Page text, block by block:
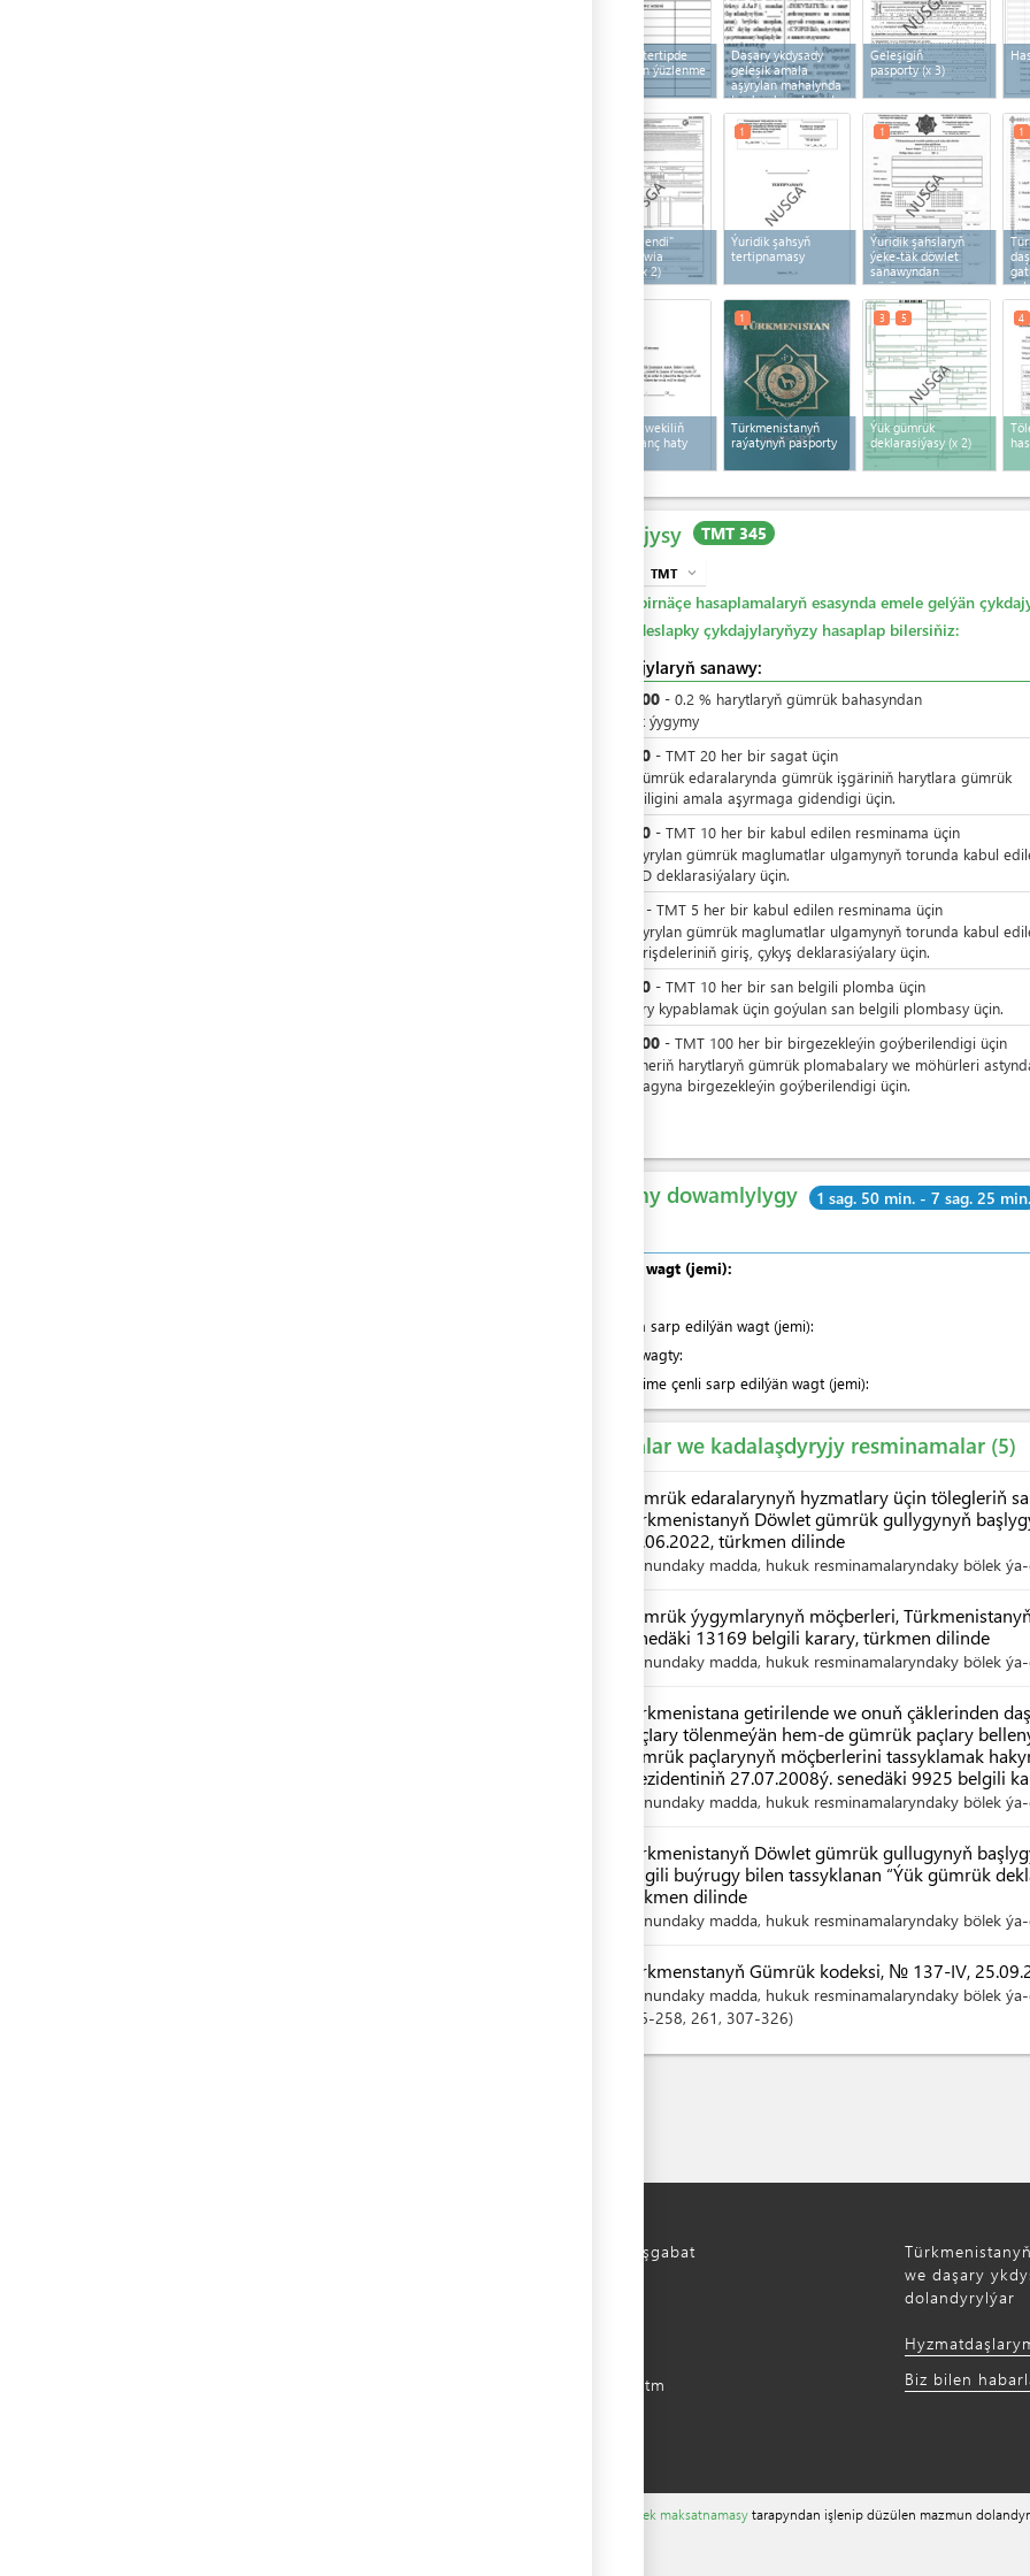
Bellenen tertipde
doldurylan ýüzlenme
Daşary ykdysady
geleşik amala
aşyrylan mahalynda
baglaşylan eksport
şertnamasy(x 3)
Geleşigiň
pasporty(x 3)
"Töleg tölendi"
möhürli awia
(x 2)
Ýuridik şahsyň
tertipnamasy
1
Ýuridik şahslaryň
ýeke-täk döwlet
sanawyndan
göçürme
1 1
Ygtyýarly wekiliň
adyna ynanç haty
Türkmenistanyň
raýatynyň pasporty
1
Ýük gümrük
deklarasiýasy (x 2)
3 5 4
Çykdajysy TMT 345
TMT expand_more
Bu birnäçe hasaplamalaryň esasynda emele gelýän
öz deslapky çykdajylaryňyzy hasaplap bilersiňiz:
Çykdajylaryň sanawy:
200 - 0.2 % harytlaryň gümrük bahasyndan
gümrük ýygymy
20 - TMT 20 her bir sagat üçin
Içerki gümrük edaralarynda gümrük işgäriniň harytlara gümrük
gözegçiligini amala aşyrmaga gidendigi üçin.
10 - TMT 10 her bir kabul edilen resminama üçin
Utgaşdyrylan gümrük maglumatlar ulgamynyň torunda kabul
ÝGD, ÜD deklarasiýalary üçin.
- TMT 5 her bir kabul edilen resminama üçin
Utgaşdyrylan gümrük maglumatlar ulgamynyň torunda kabul
ulag serişdeleriniň giriş, çykyş deklarasiýalary üçin.
10 - TMT 10 her bir san belgili plomba üçin
Harytlary kypablamak üçin goýulan san belgili plombasy üçin.
100 - TMT 100 her bir birgezekleýin goýberilendigi üçin
Konteýneriň harytlaryň gümrük plomabalary we möhürleri
daşalmagyna birgezekleýin goýberilendigi üçin.
Umumy dowamlylygy 1 sag. 50 min. - 7 sag. 25 min.
Umumy wagt (jemi):
Nobatda sarp edilýän wagt (jemi):
Hyzmat wagty:
Indiki ädime çenli sarp edilýän wagt (jemi):
Kanunlar we kadalaşdyryjy resminamalar 5
Gümrük edaralarynyň hyzmatlary üçin tölegleriň
Türkmenistanyň Döwlet gümrük gullygynyň
23.06.2022, türkmen dilinde
Kanundaky madda, hukuk resminamalaryndaky bölek
Gümrük ýygymlarynyň möçberleri,
senedäki 13169 belgili karary, türkmen dilinde
Kanundaky madda, hukuk resminamalaryndaky bölek
Türkmenistana getirilende we onuň çäklerinden
paçIary tölenmeýän hem-de gümrük paçIary
gümrük paçlarynyň möçberlerini tassyklamak
Prezidentiniň 27.07.2008ý. senedäki 9925 belgili
Kanundaky madda, hukuk resminamalaryndaky bölek
Türkmenistanyň Döwlet gümrük gullugynyň
belgili buýrugy bilen tassyklanan “Ýük gümrük
türkmen dilinde
Kanundaky madda, hukuk resminamalaryndaky bölek
Türkmenstanyň Gümrük kodeksi, № 137-IV,
Kanundaky madda, hukuk resminamalaryndaky bölek
256-258, 261 , 307-326
744000, Türkmenistan, Aşgabat
www.mintradefer.gov.tm
we daşary
dolandyrylýar
Biz bilen
UNCTAD-yň Işewürligi ýeňilleşdirmek maksatnamasytarapyndan işlenip düzülen mazmun